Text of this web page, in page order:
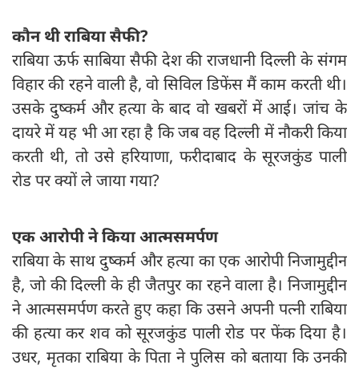
कौन थी राबि‍या सैफी?
राबिया ऊर्फ साब‍िया सैफी देश की राजधानी दिल्ली के संगम
विहार की रहने वाली है, वो सिविल डिफेंस मैं काम करती थी।
उसके दुष्‍कर्म और हत्‍या के बाद वो खबरों में आई। जांच के
दायरे में यह भी आ रहा है कि जब वह दिल्ली में नौकरी किया
करती थी, तो उसे हरियाणा, फरीदाबाद के सूरजकुंड पाली
रोड पर क्यों ले जाया गया?
एक आरोपी ने किया आत्‍मसमर्पण
राबि‍या के साथ दुष्‍कर्म और हत्‍या का एक आरोपी निजामुद्दीन
है, जो की दिल्ली के ही जैतपुर का रहने वाला है। निजामुद्दीन
ने आत्मसमर्पण करते हुए कहा कि उसने अपनी पत्नी राबिया
की हत्या कर शव को सूरजकुंड पाली रोड पर फेंक दिया है।
उधर, मृतका राबिया के पिता ने पुलिस को बताया कि उनकी